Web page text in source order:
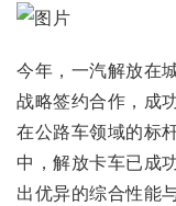
今年，一汽解放在
战略签约合作，成
在公路车领域的标
中，解放卡车已成
出优异的综合性能